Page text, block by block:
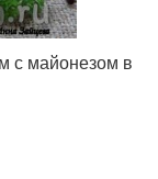
с майонезом в